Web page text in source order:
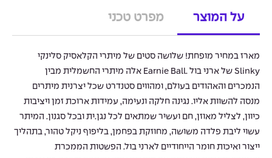
על המוצר מפרט טכני
מארז במחיר מופחת! שלושה סטים של מיתרי הקלאסיק סלינקי
Slinky של ארני בול .Earnie Ball אלה מיתרי החשמלית מבין
הנמכרים והאהודים בעולם, ומהווים סטנדרט שכל יצרנית מיתרים
מנסה להשוות אליו. נגינה חלקה ונעימה, עמידות ארוכת זמן ויציבות
כיוון, לצליל מאוזן, חם ועשיר שמתאים לכל נגן.ית ובכל סגנון. המיתר
עשוי ליבת פלדה משושה, מחוזקת בפחמן, בליפוף ניקל טהור, בתהליך
ייצור ואיכות חומר הייחודיים לארני בול. הפשטות הממכרת